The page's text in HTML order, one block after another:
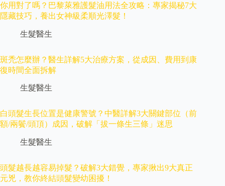
你用對了嗎？巴黎萊雅護髮油用法全攻略：專家揭秘7大
隱藏技巧，養出女神級柔順光澤髮！
生髮醫生
斑禿怎麼辦？醫生詳解5大治療方案，從成因、費用到康
復時間全面拆解
生髮醫生
白頭髮生長位置是健康警號？中醫詳解3大關鍵部位（前
額/兩鬢/頭頂）成因，破解「拔一條生三條」迷思
生髮醫生
頭髮越長越容易掉髮？破解3大錯覺，專家揪出9大真正
元兇，教你終結頭髮變幼困擾！